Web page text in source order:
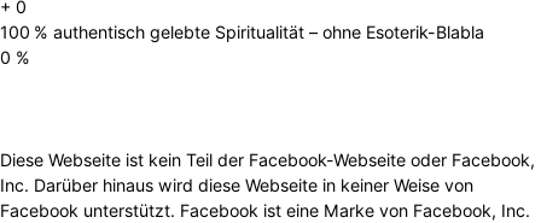
+ 0
100 % authentisch gelebte Spiritualität – ohne Esoterik-Blabla
0 %
Diese Webseite ist kein Teil der Facebook-Webseite oder Facebook,
Inc. Darüber hinaus wird diese Webseite in keiner Weise von
Facebook unterstützt. Facebook ist eine Marke von Facebook, Inc.